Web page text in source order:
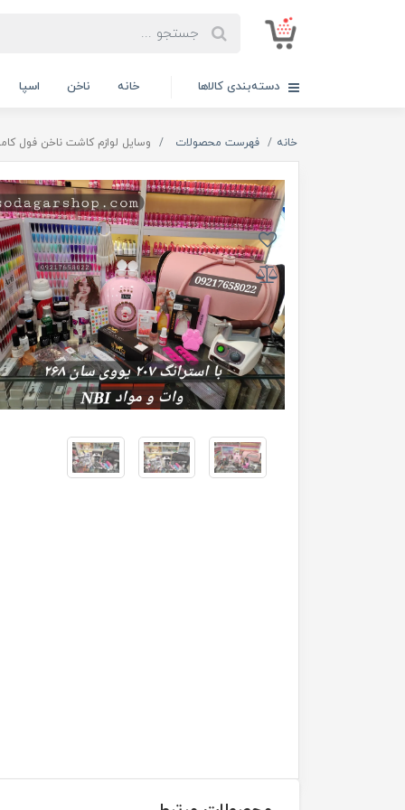
دسته‌بندی کالاها خانه ناخن اسپا
خانه فهرست محصولات وسایل لوازم کاشت ناخن فول کامل حرفه ای